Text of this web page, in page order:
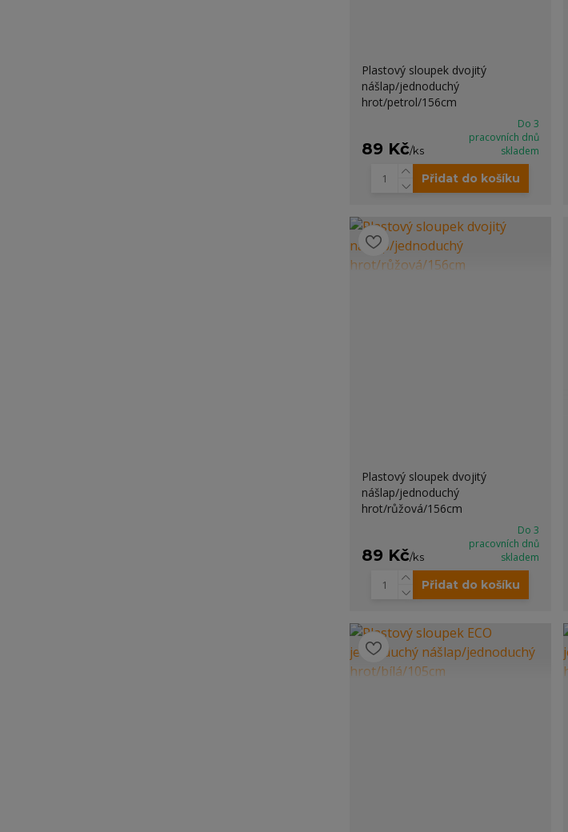
Plastový sloupek dvojitý
nášlap/jednoduchý
hrot/petrol/156cm
89 Kč/ks
Do 3
pracovních dnů
skladem
Přidat do košíku
Plastový sloupek dvojitý
nášlap/jednoduchý
hrot/růžová/156cm
89 Kč/ks
Do 3
pracovních dnů
skladem
Přidat do košíku